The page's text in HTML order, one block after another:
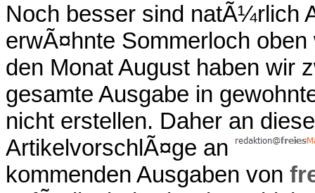
Noch besser sind natÃ¼rlich
erwÃ¤hnte Sommerloch
den Monat August haben wir
gesamte Ausgabe in
nicht erstellen. Daher an
ArtikelvorschlÃ¤ge an
kommenden Ausgaben von